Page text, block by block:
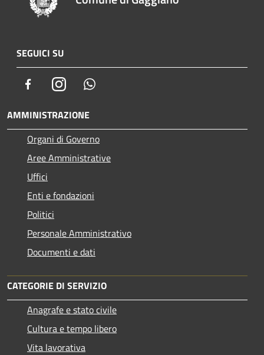
SEGUICI SU
FacebookInstagram
AMMINISTRAZIONE
Organi di Governo
Aree Amministrative
Uffici
Enti e fondazioni
Politici
Personale Amministrativo
Documenti e dati
CATEGORIE DI SERVIZIO
Anagrafe e stato civile
Cultura e tempo libero
Vita lavorativa